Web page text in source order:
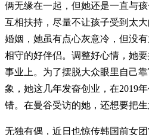
俩无缘在一起，但她还是一直与
互相扶持，尽量不让孩子受到太
婚姻，她虽有点心灰意冷，但没
相守的好伴侣。调整好心情，她
事业上。为了摆脱大众眼里自己
象，她这几年发奋创业，在2019
错。在曼谷受访的她，还想要把生
无独有偶， 近日也惊传韩国前女